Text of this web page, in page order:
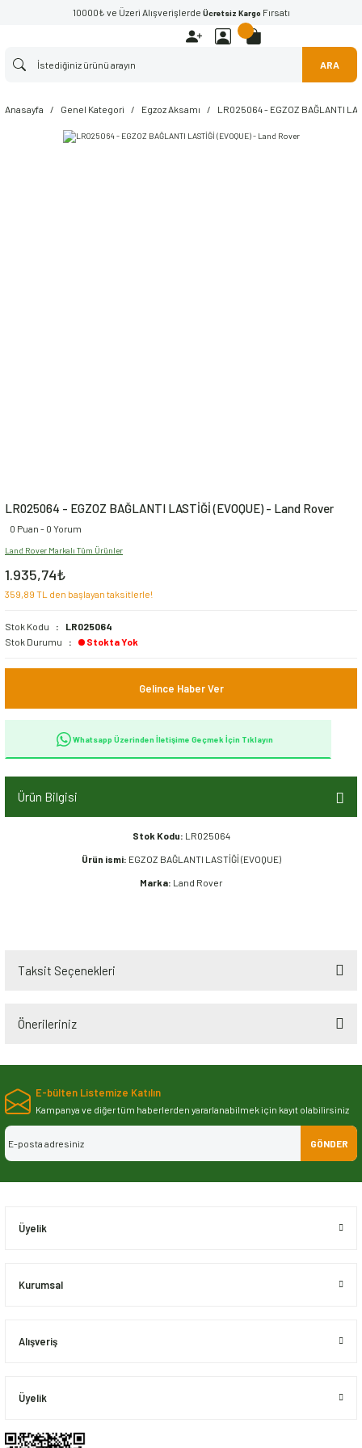
10000₺ ve Üzeri Alışverişlerde Ücretsiz Kargo Fırsatı
ARA
Anasayfa Genel Kategori Egzoz Aksamı LR025064 - EGZOZ BAĞLANTI
LR025064 - EGZOZ BAĞLANTI LASTİĞİ (EVOQUE) - Land Rover
0 Puan - 0 Yorum
Land Rover Markalı Tüm Ürünler
1.935,74₺
359,89 TL den başlayan taksitlerle!
Stok Kodu
LR025064
Stok Durumu
Stokta Yok
Gelince Haber Ver
Whatsapp Üzerinden İletişime Geçmek İçin Tıklayın
Ürün Bilgisi
Stok Kodu: LR025064
Ürün ismi: EGZOZ BAĞLANTI LASTİĞİ (EVOQUE)
Marka: Land Rover
Taksit Seçenekleri
Önerileriniz
Bu ürünün fiyat bilgisi, resim, ürün açıklamalarında ve diğer konularda
iletebilirsiniz.
Görüş ve önerileriniz için teşekkür ederiz.
Ürün resmi kalitesiz, bozuk veya görüntülenemiyor.
E-bülten Listemize Katılın
Kampanya ve diğer tüm haberlerden yararlanabilmek için kayıt olabilirsiniz
GÖNDER
Üyelik
Kurumsal
Alışveriş
Üyelik